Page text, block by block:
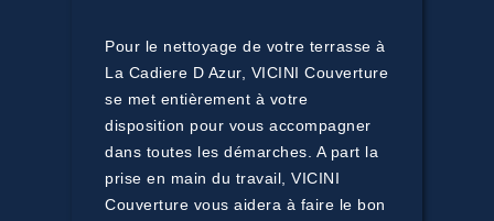
Pour le nettoyage de votre terrasse à
La Cadiere D Azur, VICINI Couverture
se met entièrement à votre
disposition pour vous accompagner
dans toutes les démarches. A part la
prise en main du travail, VICINI
Couverture vous aidera à faire le bon